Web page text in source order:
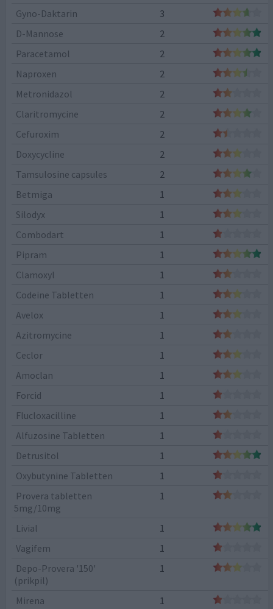
Gyno-Daktarin
3
D-Mannose
2
Paracetamol
2
Naproxen
2
Metronidazol
2
Claritromycine
2
Cefuroxim
2
Doxycycline
2
Tamsulosine capsules
2
Betmiga
1
Silodyx
1
Combodart
1
Pipram
1
Clamoxyl
1
Codeine Tabletten
1
Avelox
1
Azitromycine
1
Ceclor
1
Amoclan
1
Forcid
1
Flucloxacilline
1
Alfuzosine Tabletten
1
Detrusitol
1
Oxybutynine Tabletten
1
Provera tabletten
5mg/10mg
1
Livial
1
Vagifem
1
Depo-Provera '150'
(prikpil)
1
Mirena
1